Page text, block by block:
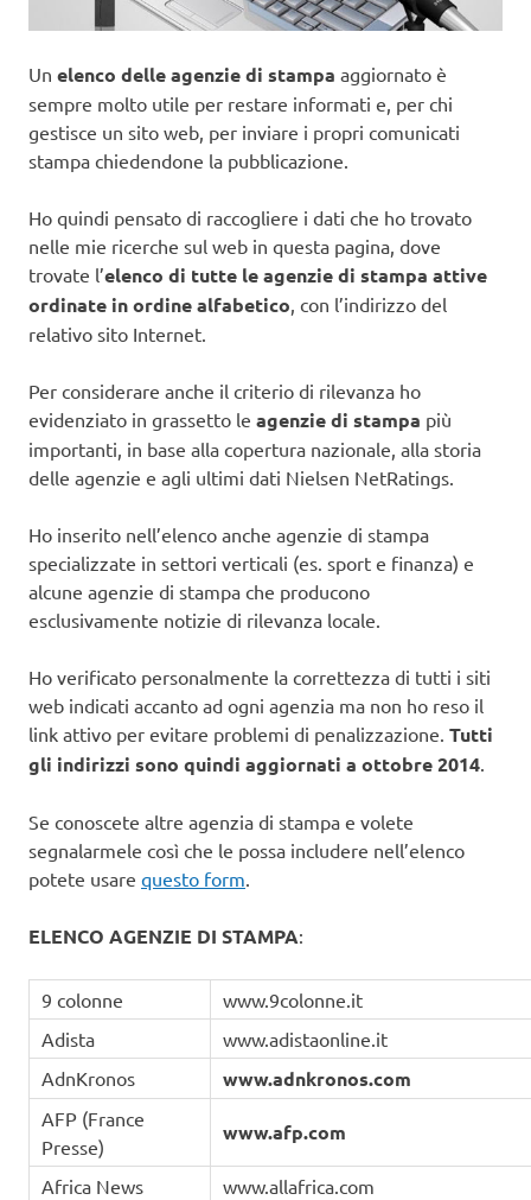
Un elenco delle agenzie di stampa aggiornato è
sempre molto utile per restare informati e, per chi
gestisce un sito web, per inviare i propri comunicati
stampa chiedendone la pubblicazione.
Ho quindi pensato di raccogliere i dati che ho trovato
nelle mie ricerche sul web in questa pagina, dove
trovate l’elenco di tutte le agenzie di stampa attive
ordinate in ordine alfabetico, con l’indirizzo del
relativo sito Internet.
Per considerare anche il criterio di rilevanza ho
evidenziato in grassetto le agenzie di stampa più
importanti, in base alla copertura nazionale, alla storia
delle agenzie e agli ultimi dati Nielsen NetRatings.
Ho inserito nell’elenco anche agenzie di stampa
specializzate in settori verticali (es. sport e finanza) e
alcune agenzie di stampa che producono
esclusivamente notizie di rilevanza locale.
Ho verificato personalmente la correttezza di tutti i siti
web indicati accanto ad ogni agenzia ma non ho reso il
link attivo per evitare problemi di penalizzazione. Tutti
gli indirizzi sono quindi aggiornati a ottobre 2014.
Se conoscete altre agenzia di stampa e volete
segnalarmele così che le possa includere nell’elenco
potete usare questo form.
ELENCO AGENZIE DI STAMPA:
9 colonne
www.9colonne.it
Adista
www.adistaonline.it
AdnKronos
www.adnkronos.com
AFP (France
Presse)
www.afp.com
Africa News
www.allafrica.com